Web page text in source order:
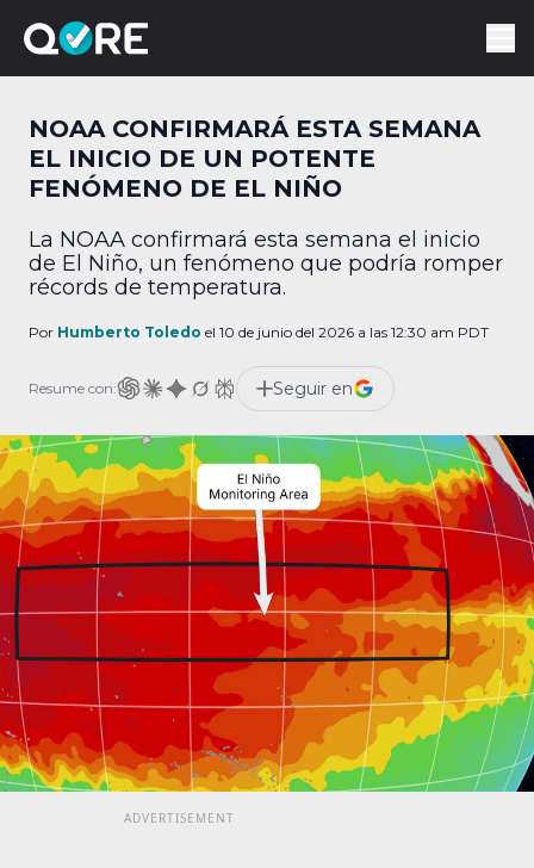
NOAA CONFIRMARÁ ESTA SEMANA
EL INICIO DE UN POTENTE
FENÓMENO DE EL NIÑO
La NOAA confirmará esta semana el inicio
de El Niño, un fenómeno que podría romper
récords de temperatura.
Por Humberto Toledo el 10 de junio del 2026 a las 12:30 am PDT
Resume con: Seguir en